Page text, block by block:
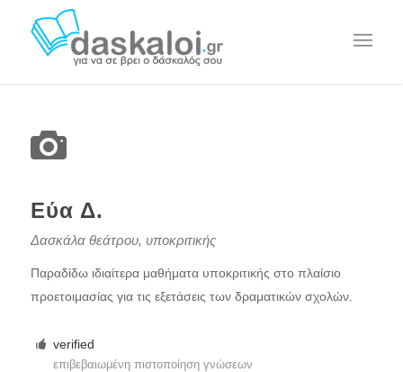
Εύα Δ.
Δασκάλα θεάτρου, υποκριτικής
Παραδίδω ιδιαίτερα μαθήματα υποκριτικής στο πλαίσιο
προετοιμασίας για τις εξετάσεις των δραματικών σχολών.
verified
επιβεβαιωμένη πιστοποίηση γνώσεων